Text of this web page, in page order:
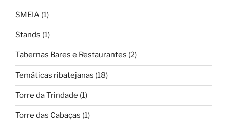
SMEIA (1)
Stands (1)
Tabernas Bares e Restaurantes (2)
Temáticas ribatejanas (18)
Torre da Trindade (1)
Torre das Cabaças (1)